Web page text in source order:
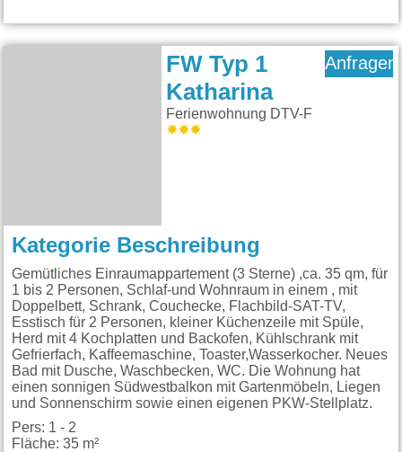
FW Typ 1
Katharina
Ferienwohnung DTV-F
Anfragen
Kategorie Beschreibung
Gemütliches Einraumappartement (3 Sterne) ,ca. 35 qm, für
1 bis 2 Personen, Schlaf-und Wohnraum in einem , mit
Doppelbett, Schrank, Couchecke, Flachbild-SAT-TV,
Esstisch für 2 Personen, kleiner Küchenzeile mit Spüle,
Herd mit 4 Kochplatten und Backofen, Kühlschrank mit
Gefrierfach, Kaffeemaschine, Toaster,Wasserkocher. Neues
Bad mit Dusche, Waschbecken, WC. Die Wohnung hat
einen sonnigen Südwestbalkon mit Gartenmöbeln, Liegen
und Sonnenschirm sowie einen eigenen PKW-Stellplatz.
Pers: 1 - 2
Fläche: 35 m²